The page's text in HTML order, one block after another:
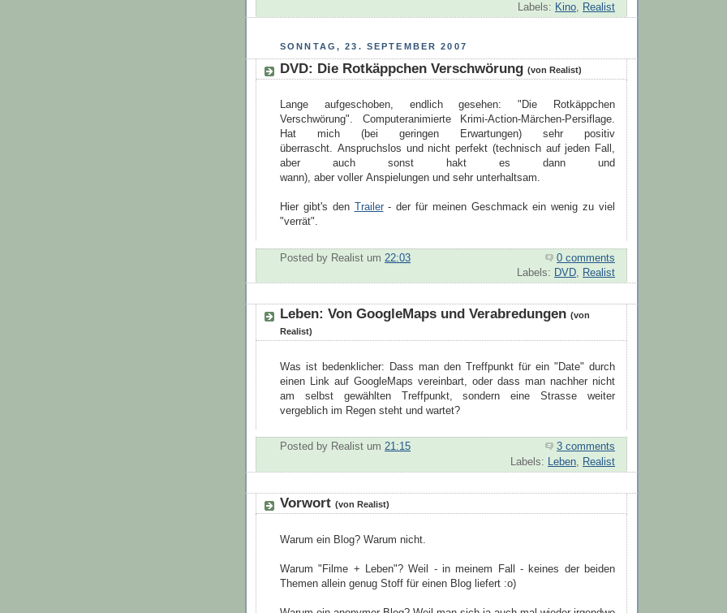
Labels: Kino, Realist
SONNTAG, 23. SEPTEMBER 2007
DVD: Die Rotkäppchen Verschwörung (von Realist)
Lange aufgeschoben, endlich gesehen: "Die Rotkäppchen
Verschwörung". Computeranimierte Krimi-Action-Märchen-Persiflage.
Hat mich (bei geringen Erwartungen) sehr positiv
überrascht. Anspruchslos und nicht perfekt (technisch auf jeden Fall,
aber auch sonst hakt es dann und
wann), aber voller Anspielungen und sehr unterhaltsam.
Hier gibt's den Trailer- der für meinen Geschmack ein wenig zu viel
"verrät".
Posted by Realist um 22:03
0 comments
Labels: DVD, Realist
Leben: Von GoogleMaps und Verabredungen (von
Realist)
Was ist bedenklicher: Dass man den Treffpunkt für ein "Date" durch
einen Link auf GoogleMaps vereinbart, oder dass man nachher nicht
am selbst gewählten Treffpunkt, sondern eine Strasse weiter
vergeblich im Regen steht und wartet?
Posted by Realist um 21:15
3 comments
Labels: Leben, Realist
Vorwort (von Realist)
Warum ein Blog? Warum nicht.
Warum "Filme + Leben"? Weil - in meinem Fall - keines der beiden
Themen allein genug Stoff für einen Blog liefert :o)